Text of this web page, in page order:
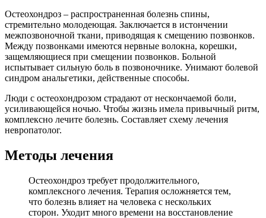
Остеохондроз – распространенная болезнь спины,
стремительно молодеющая. Заключается в истончении
межпозвоночной ткани, приводящая к смещению позвонков.
Между позвонками имеются нервные волокна, корешки,
защемляющиеся при смещении позвонков. Больной
испытывает сильную боль в позвоночнике. Унимают болевой
синдром анальгетики, действенные способы.
Люди с остеохондрозом страдают от нескончаемой боли,
усиливающейся ночью. Чтобы жизнь имела привычный ритм,
комплексно лечите болезнь. Составляет схему лечения
невропатолог.
Методы лечения
Остеохондроз требует продолжительного,
комплексного лечения. Терапия осложняется тем,
что болезнь влияет на человека с нескольких
сторон. Уходит много времени на восстановление